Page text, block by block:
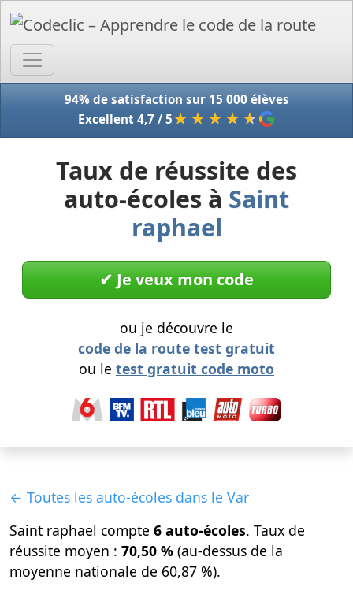
94% de satisfaction sur 15 000 élèves
Excellent 4,7 / 5★★★★ ★
Taux de réussite des
auto-écoles à Saint
raphael
✔︎ Je veux mon code
ou je découvre le
code de la route test gratuit
ou le test gratuit code moto
← Toutes les auto-écoles dans le Var
Saint raphael compte 6 auto-écoles. Taux de
réussite moyen : 70,50 % (au-dessus de la
moyenne nationale de 60,87 %).